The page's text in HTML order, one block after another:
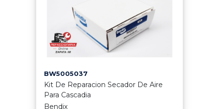
BW5005037
Kit De Reparacion Secador De Aire
Para Cascadia
Bendix